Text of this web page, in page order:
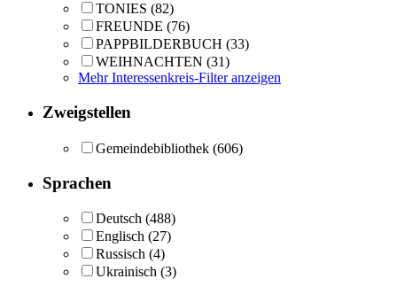
TONIES (82)
FREUNDE (76)
PAPPBILDERBUCH (33)
WEIHNACHTEN (31)
Mehr Interessenkreis-Filter anzeigen
Zweigstellen
Gemeindebibliothek (606)
Sprachen
Deutsch (488)
Englisch (27)
Russisch (4)
Ukrainisch (3)